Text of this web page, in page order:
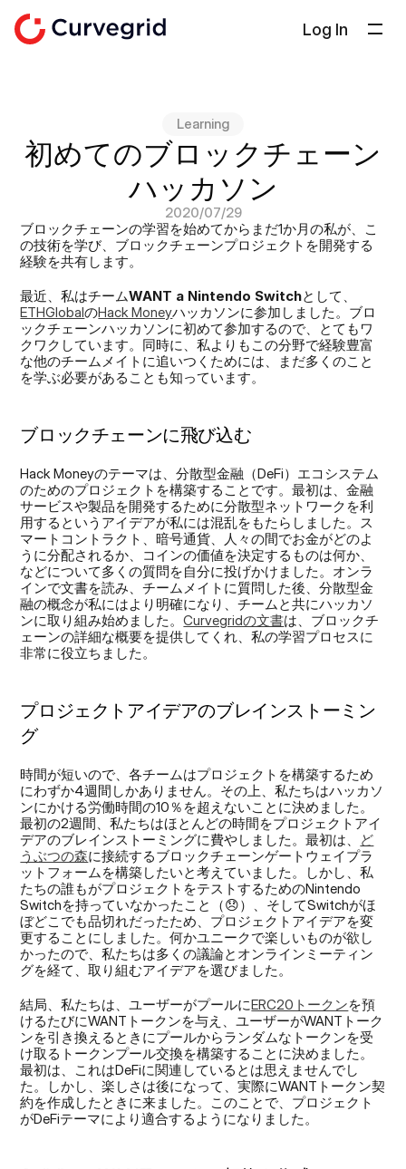
Log In
ドキュメント
お問い合わせ
Learning
初めてのブロックチェーン
ハッカソン
2020/07/29
ブロックチェーンの学習を始めてからまだ1か月の私が、こ
の技術を学び、ブロックチェーンプロジェクトを開発する
経験を共有します。
最近、私はチームWANT a Nintendo Switchとして、
ETHGlobalのHack Moneyハッカソンに参加しました。ブロ
ックチェーンハッカソンに初めて参加するので、とてもワ
クワクしています。同時に、私よりもこの分野で経験豊富
な他のチームメイトに追いつくためには、まだ多くのこと
を学ぶ必要があることも知っています。
ブロックチェーンに飛び込む
Hack Moneyのテーマは、分散型金融（DeFi）エコシステム
のためのプロジェクトを構築することです。最初は、金融
サービスや製品を開発するために分散型ネットワークを利
用するというアイデアが私には混乱をもたらしました。ス
マートコントラクト、暗号通貨、人々の間でお金がどのよ
うに分配されるか、コインの価値を決定するものは何か、
などについて多くの質問を自分に投げかけました。オンラ
インで文書を読み、チームメイトに質問した後、分散型金
融の概念が私にはより明確になり、チームと共にハッカソ
ンに取り組み始めました。Curvegridの文書は、ブロックチ
ェーンの詳細な概要を提供してくれ、私の学習プロセスに
非常に役立ちました。
プロジェクトアイデアのブレインストーミン
グ
時間が短いので、各チームはプロジェクトを構築するため
にわずか4週間しかありません。その上、私たちはハッカソ
ンにかける労働時間の10％を超えないことに決めました。
最初の2週間、私たちはほとんどの時間をプロジェクトアイ
デアのブレインストーミングに費やしました。最初は、 ど
うぶつの森に接続するブロックチェーンゲートウェイプラ
ットフォームを構築したいと考えていました。しかし、私
たちの誰もがプロジェクトをテストするためのNintendo
Switchを持っていなかったこと（😞）、そしてSwitchがほ
ぼどこでも品切れだったため、プロジェクトアイデアを変
更することにしました。何かユニークで楽しいものが欲し
かったので、私たちは多くの議論とオンラインミーティン
グを経て、取り組むアイデアを選びました。
結局、私たちは、ユーザーがプールにERC20トークンを預
けるたびにWANTトークンを与え、ユーザーがWANTトーク
ンを引き換えるときにプールからランダムなトークンを受
け取るトークンプール交換を構築することに決めました。
最初は、これはDeFiに関連しているとは思えませんでし
た。しかし、楽しさは後になって、実際にWANTトークン契
約を作成したときに来ました。このことで、プロジェクト
がDeFiテーマにより適合するようになりました。